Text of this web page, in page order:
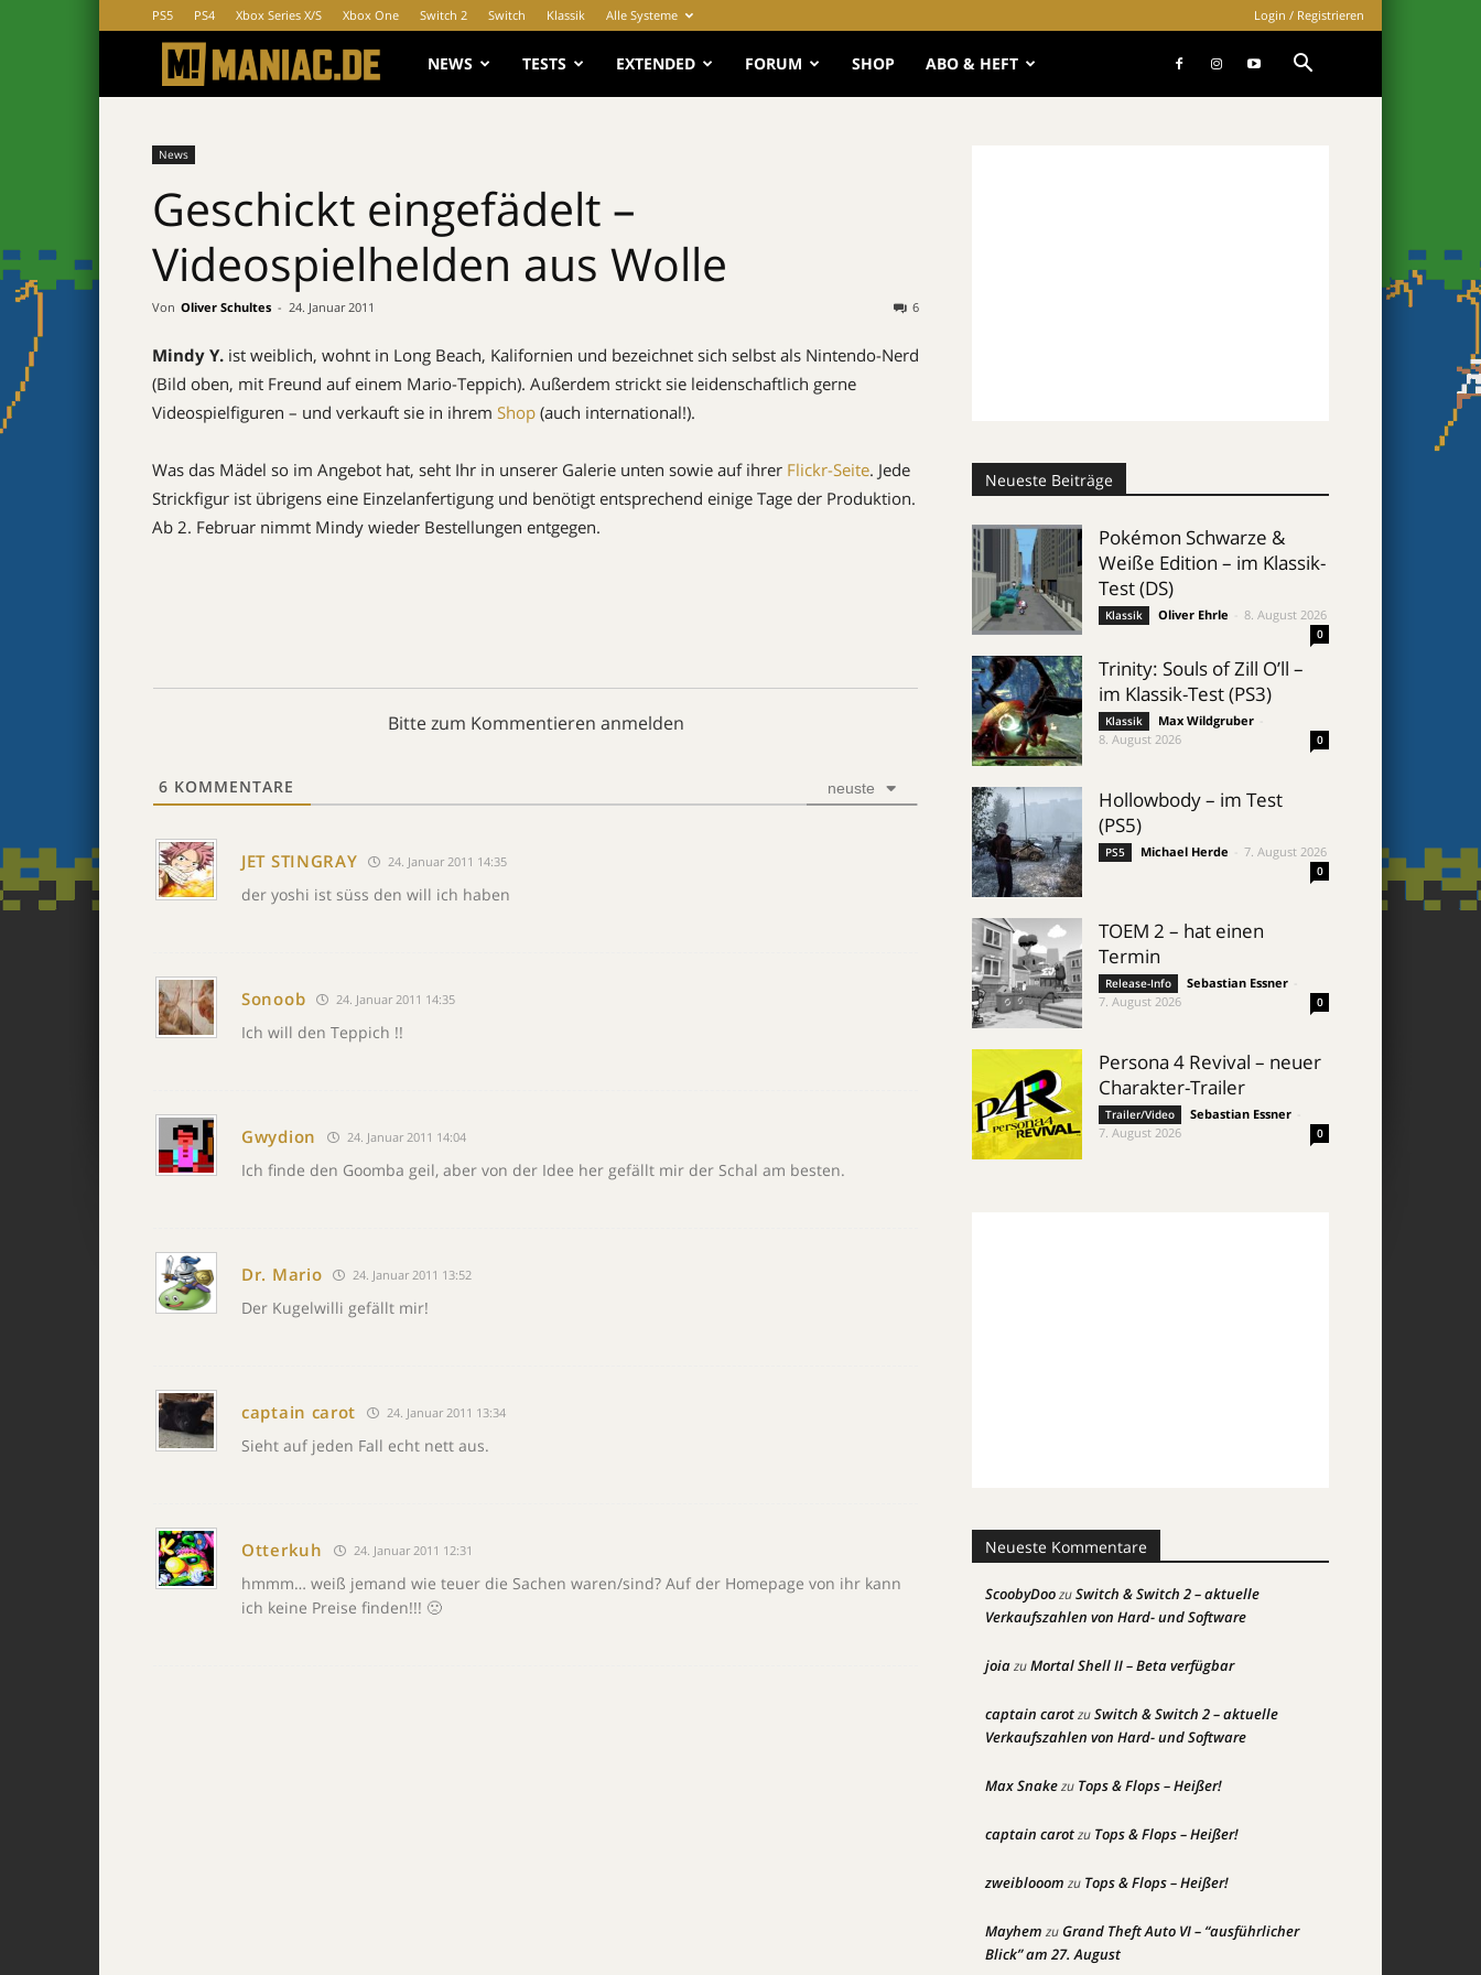
PS5 PS4 Xbox Series X/S Xbox One Switch 2 Switch Klassik Alle Systeme Login / Registrieren
MANIAC.de
NEWS TESTS EXTENDED FORUM SHOP ABO & HEFT
News
Geschickt eingefädelt –
Videospielhelden aus Wolle
Von Oliver Schultes - 24. Januar 2011 6
Mindy Y. ist weiblich, wohnt in Long Beach, Kalifornien und bezeichnet sich selbst als Nintendo-Nerd
(Bild oben, mit Freund auf einem Mario-Teppich). Außerdem strickt sie leidenschaftlich gerne
Videospielfiguren – und verkauft sie in ihrem Shop (auch international!).
Was das Mädel so im Angebot hat, seht Ihr in unserer Galerie unten sowie auf ihrer Flickr-Seite. Jede
Strickfigur ist übrigens eine Einzelanfertigung und benötigt entsprechend einige Tage der Produktion.
Ab 2. Februar nimmt Mindy wieder Bestellungen entgegen.
Bitte zum Kommentieren anmelden
6 KOMMENTARE neuste
JET STINGRAY 24. Januar 2011 14:35
der yoshi ist süss den will ich haben
Sonoob 24. Januar 2011 14:35
Ich will den Teppich !!
Gwydion 24. Januar 2011 14:04
Ich finde den Goomba geil, aber von der Idee her gefällt mir der Schal am besten.
Dr. Mario 24. Januar 2011 13:52
Der Kugelwilli gefällt mir!
captain carot 24. Januar 2011 13:34
Sieht auf jeden Fall echt nett aus.
Otterkuh 24. Januar 2011 12:31
hmmm… weiß jemand wie teuer die Sachen waren/sind? Auf der Homepage von ihr kann
ich keine Preise finden!!! 🙁
Neueste Beiträge
Pokémon Schwarze &
Weiße Edition – im Klassik-
Test (DS)
Klassik Oliver Ehrle 8. August 2026
0
Trinity: Souls of Zill O’ll –
im Klassik-Test (PS3)
Klassik Max Wildgruber
8. August 2026
0
Hollowbody – im Test
(PS5)
PS5 Michael Herde 7. August 2026
0
TOEM 2 – hat einen
Termin
Release-Info Sebastian Essner
7. August 2026
0
Persona 4 Revival – neuer
Charakter-Trailer
Trailer/Video Sebastian Essner
7. August 2026
0
Neueste Kommentare
ScoobyDoozuSwitch & Switch 2 – aktuelle
Verkaufszahlen von Hard- und Software
joiazuMortal Shell II – Beta verfügbar
captain carotzuSwitch & Switch 2 – aktuelle
Verkaufszahlen von Hard- und Software
Max Snakezu Tops & Flops – Heißer!
captain carotzu Tops & Flops – Heißer!
zweiblooom zu Tops & Flops – Heißer!
Mayhem zuGrand Theft Auto VI – “ausführlicher
Blick” am 27. August